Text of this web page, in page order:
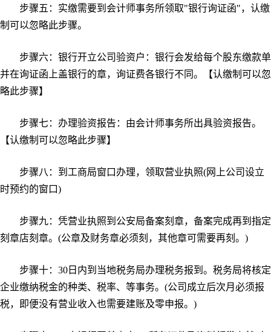
步骤五：实缴需要到会计师事务所领取"银行询证函"，认缴
制可以忽略此步骤。
步骤六：银行开立公司验资户：银行会发给每个股东缴款单
并在询证函上盖银行的章，询证费各银行不同。【认缴制可以忽
略此步骤】
步骤七：办理验资报告：由会计师事务所出具验资报告。
【认缴制可以忽略此步骤】
步骤八：到工商局窗口办理，领取营业执照(网上公司设立
时预约的窗口)
步骤九：凭营业执照到公安局备案刻章，备案完成再到指定
刻章店刻章。(公章及财务章必须刻，其他章可需要再刻。)
步骤十：30日内到当地税务局办理税务报到。税务局将核定
企业缴纳税金的种类、税率、等事务。(公司成立后次月必须报
税，即便没有营业收入也需要建账及零申报。)